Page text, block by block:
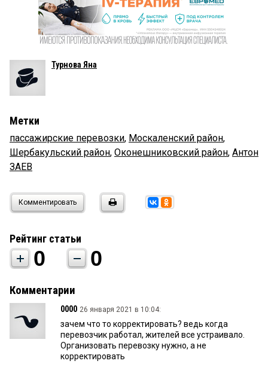
Турнова Яна
Метки
пассажирские перевозки, Москаленский район,
Шербакульский район, Оконешниковский район, Антон
ЗАЕВ
Комментировать
Рейтинг статьи
0 0
Комментарии
0000 26 января 2021 в 10:04:
зачем что то корректировать? ведь когда
перевозчик работал, жителей все устраивало.
Организовать перевозку нужно, а не
корректировать